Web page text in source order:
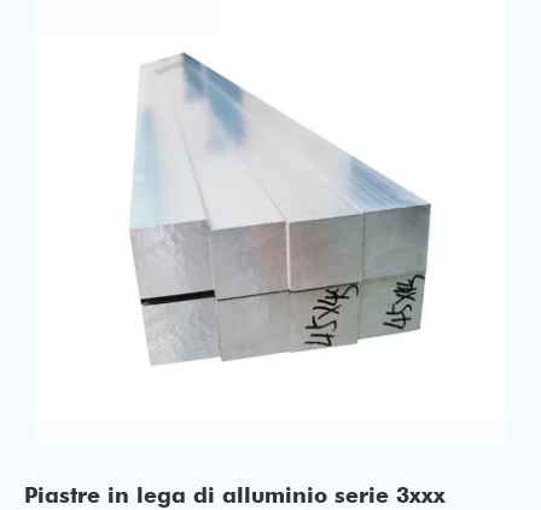
Piastre in lega di alluminio serie 3xxx